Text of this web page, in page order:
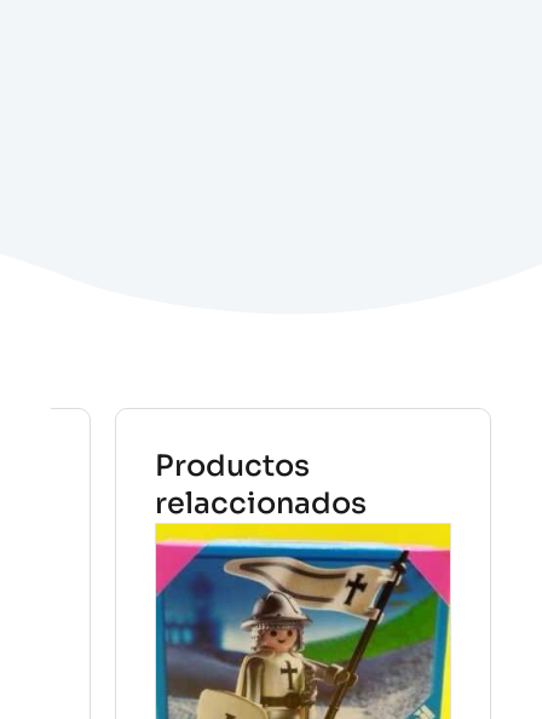
Productos
relaccionados